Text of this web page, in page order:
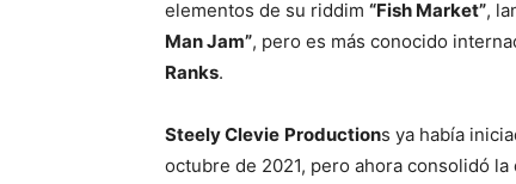
elementos de su riddim “Fish Market”,
Man Jam”, pero es más conocido
Ranks.
Steely Clevie Productions ya había
octubre de 2021, pero ahora consolidó